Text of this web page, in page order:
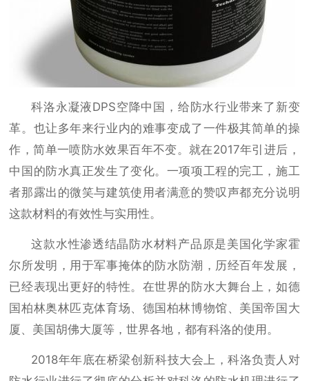
科洛永凝液DPS空降中国，给防水行业带来了新变
革。也让多年来行业内的难事变成了一件极其简单的操
作，简单一喷防水效果百年不变。就在2017年引进后，
中国的防水真正发生了变化。一项项工程的完工，施工
者那露出的微笑与建筑使用者满意的赞叹声都充分说明
这款材料的有效性与实用性。
这款水性渗透结晶防水材料产品原是美国化学家霍
尔所发明，用于军事掩体的防水防潮，历经百年发展，
已经表现出更好的特性。在世界的防水大舞台上，如德
国柏林奥林匹克体育场、德国柏林博物馆、美国帝国大
厦、美国胡佛大厦等，世界各地，都有科洛的使用。
2018年年底在桥梁创新科技大会上，科洛负责人对